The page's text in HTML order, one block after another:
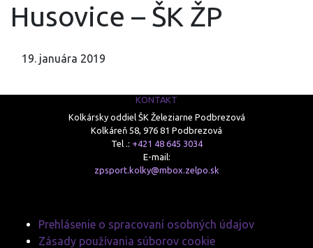
Husovice – ŠK ŽP
19. januára 2019
KONTAKT
Kolkársky oddiel ŠK Železiarne Podbrezová
Kolkáreň 58, 976 81 Podbrezová
Tel .: +421 48 645 3034
E-mail:
zpsport.kolky@mbox.zelpo.sk
Prehlásenie o spracovaní osobných údajov
Zásady používania súborov cookie